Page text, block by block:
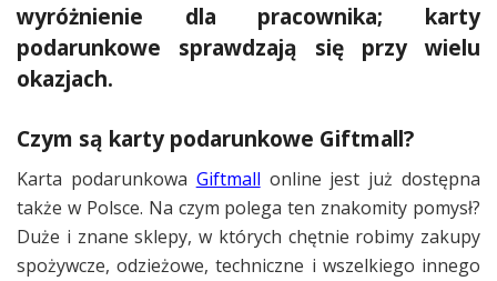
wyróżnienie dla pracownika; karty
podarunkowe sprawdzają się przy wielu
okazjach.
Czym są karty podarunkowe Giftmall?
Karta podarunkowa Giftmall online jest już dostępna
także w Polsce. Na czym polega ten znakomity pomysł?
Duże i znane sklepy, w których chętnie robimy zakupy
spożywcze, odzieżowe, techniczne i wszelkiego innego